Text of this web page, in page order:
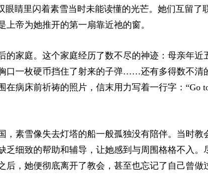
睛里闪着素雪当时未能读懂的光芒。她们互留了
帝为她推开的第一扇靠近祂的窗。
家庭。这个家庭经历了数不尽的神迹：母亲年近
口一枚硬币挡住了射来的子弹……还有多得数不清
病床前祈祷的照片，信末用力写着一行字：“Go
素雪像失去灯塔的船一般孤独没有陪伴。当时教
乏细致的帮助和辅导，让她感到与周围格格不入。
，她便彻底离开了教会，甚至也忘记了自己曾做